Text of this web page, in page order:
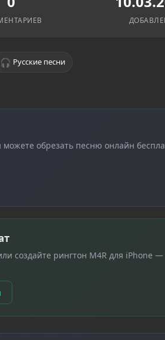
🎧 Русские песни
обрезать песню онлайн
создайте рингтон M4R для iPhone